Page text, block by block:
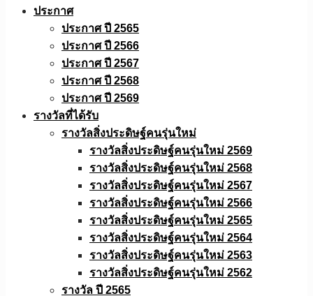
ประกาศ
ประกาศ ปี 2565
ประกาศ ปี 2566
ประกาศ ปี 2567
ประกาศ ปี 2568
ประกาศ ปี 2569
รางวัลที่ได้รับ
รางวัลสิ่งประดิษฐ์คนรุ่นใหม่
รางวัลสิ่งประดิษฐ์คนรุ่นใหม่ 2569
รางวัลสิ่งประดิษฐ์คนรุ่นใหม่ 2568
รางวัลสิ่งประดิษฐ์คนรุ่นใหม่ 2567
รางวัลสิ่งประดิษฐ์คนรุ่นใหม่ 2566
รางวัลสิ่งประดิษฐ์คนรุ่นใหม่ 2565
รางวัลสิ่งประดิษฐ์คนรุ่นใหม่ 2564
รางวัลสิ่งประดิษฐ์คนรุ่นใหม่ 2563
รางวัลสิ่งประดิษฐ์คนรุ่นใหม่ 2562
รางวัล ปี 2565